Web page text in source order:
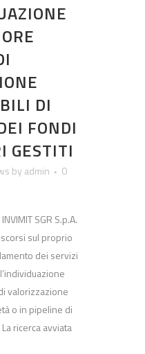
DI
FONDI
GESTITI
by admin
0
SGR S.p.A.
sul proprio
dei servizi
valorizzazione
o in pipeline di
ricerca avviata